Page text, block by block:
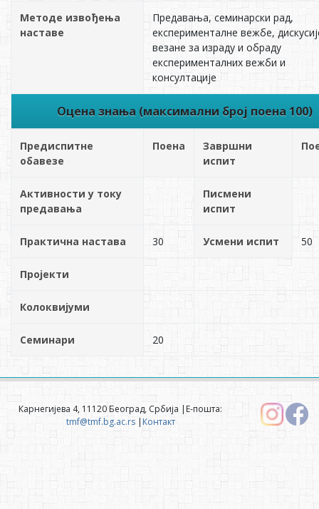
Методе извођења
наставе
Предавања, семинарски рад,
експерименталне вежбе,
везане за израду и обраду
експерименталних вежби и
консултације
Оцена знања (максимални број поена 100)
Предиспитне
обавезе
Поена
Завршни
испит
Активности у току
предавања
Писмени
испит
Практична настава 30 Усмени испит 50
Пројекти
Колоквијуми
Семинари 20
Карнегијева 4, 11120 Београд, Србија |Е-пошта:
tmf@tmf.bg.ac.rs| Контакт